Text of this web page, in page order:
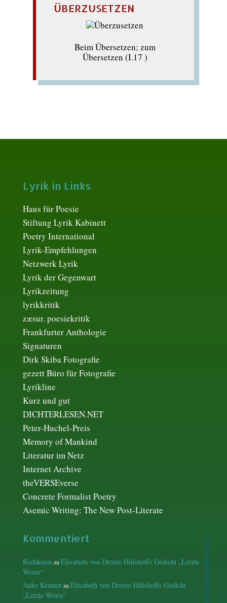
ÜBERZUSETZEN
Beim Übersetzen; zum
Übersetzen (I.17 )
Lyrik in Links
Haus für Poesie
Stiftung Lyrik Kabinett
Poetry International
Lyrik-Empfehlungen
Netzwerk Lyrik
Lyrik der Gegenwart
Lyrikzeitung
lyrikkritik
zæsur. poesiekritik
Frankfurter Anthologie
Signaturen
Dirk Skiba Fotografie
gezett Büro für Fotografie
Lyrikline
Kurz und gut
DICHTERLESEN.NET
Peter-Huchel-Preis
Memory of Mankind
Literatur im Netz
Internet Archive
theVERSEverse
Concrete Formalist Poetry
Asemic Writing: The New Post-Literate
Kommentiert
RedaktionzuElisabeth von Droste-Hülshoffs Gedicht „Letzte
Worte“
Anke KramerzuElisabeth von Droste-Hülshoffs Gedicht
„Letzte Worte“